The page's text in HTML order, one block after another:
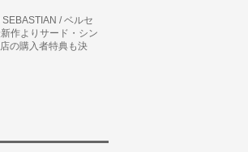
/ ベルセ
作よりサード・シン
の購入者特典も決